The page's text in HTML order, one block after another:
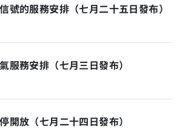
號的服務安排（七月二十五日發布）
服務安排（七月三日發布）
開放（七月二十四日發布）